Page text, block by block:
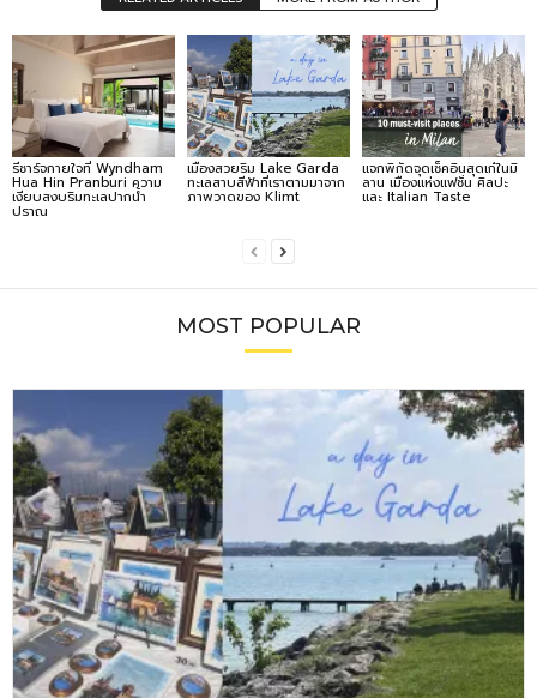
รีชาร์จกายใจที่ Wyndham
Hua Hin Pranburi ความ
เงียบสงบริมทะเลปากน้ำ
ปราณ
เมืองสวยริม Lake Garda
ทะเลสาบสีฟ้าที่เราตามมาจาก
ภาพวาดของ Klimt
แจกพิกัดจุดเช็คอินสุดเก๋ในมิ
ลาน เมืองแห่งแฟชั่น ศิลปะ
และ Italian Taste
MOST POPULAR